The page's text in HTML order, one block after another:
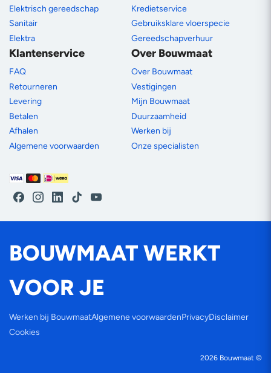
Elektrisch gereedschap
Sanitair
Elektra
Kredietservice
Gebruiksklare vloerspecie
Gereedschapverhuur
Klantenservice
FAQ
Retourneren
Levering
Betalen
Afhalen
Algemene voorwaarden
Over Bouwmaat
Over Bouwmaat
Vestigingen
Mijn Bouwmaat
Duurzaamheid
Werken bij
Onze specialisten
Betaalmethoden
FacebookInstagram
LinkedInTikTokYouTube
BOUWMAAT WERKT
VOOR JE
Werken bij BouwmaatAlgemene voorwaardenPrivacyDisclaimer
Cookies
2026 Bouwmaat ©